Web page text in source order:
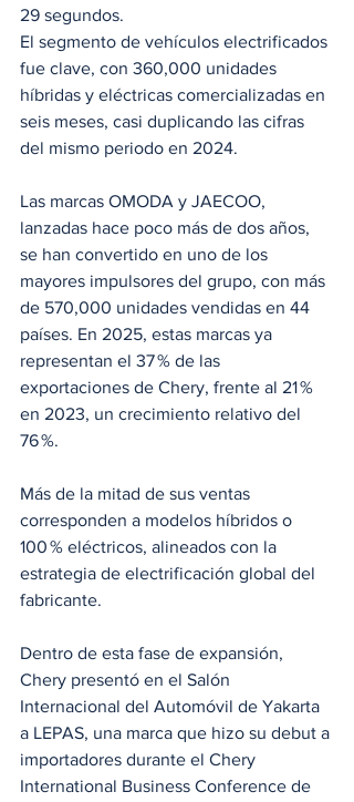
29 segundos.
El segmento de vehículos electrificados
fue clave, con 360,000 unidades
híbridas y eléctricas comercializadas en
seis meses, casi duplicando las cifras
del mismo periodo en 2024.
Las marcas OMODA y JAECOO,
lanzadas hace poco más de dos años,
se han convertido en uno de los
mayores impulsores del grupo, con más
de 570,000 unidades vendidas en 44
países. En 2025, estas marcas ya
representan el 37 % de las
exportaciones de Chery, frente al 21 %
en 2023, un crecimiento relativo del
76 %.
Más de la mitad de sus ventas
corresponden a modelos híbridos o
100 % eléctricos, alineados con la
estrategia de electrificación global del
fabricante.
Dentro de esta fase de expansión,
Chery presentó en el Salón
Internacional del Automóvil de Yakarta
a LEPAS, una marca que hizo su debut a
importadores durante el Chery
International Business Conference de